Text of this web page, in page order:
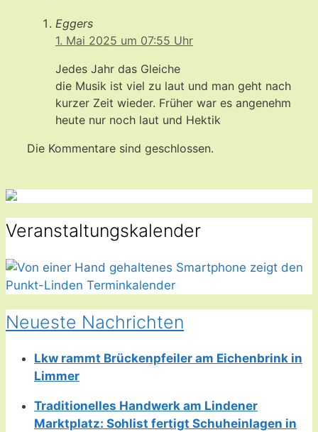
Eggers
1. Mai 2025 um 07:55 Uhr
Jedes Jahr das Gleiche
die Musik ist viel zu laut und man geht nach
kurzer Zeit wieder. Früher war es angenehm
heute nur noch laut und Hektik
Die Kommentare sind geschlossen.
Veranstaltungskalender
Neueste Nachrichten
Lkw rammt Brückenpfeiler am Eichenbrink in
Limmer
Traditionelles Handwerk am Lindener
Marktplatz: Sohlist fertigt Schuheinlagen in